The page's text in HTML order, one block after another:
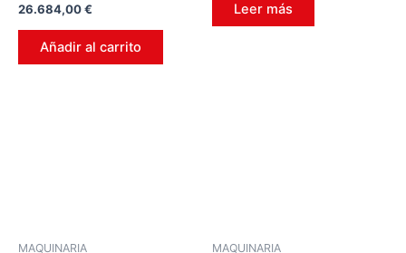
Valorado
0
26.684,00€
Añadir al carrito
de
Leer más
MAQUINARIA MAQUINARIA